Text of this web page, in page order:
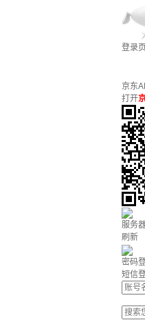
登录
京东
打开
服务
刷新
密码
短信